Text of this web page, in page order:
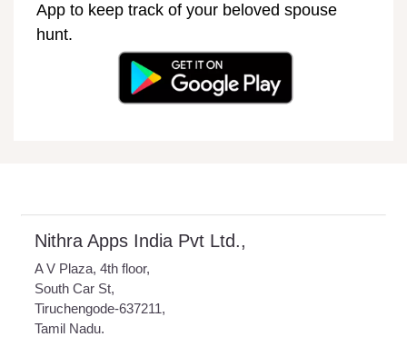
App to keep track of your beloved spouse
hunt.
Nithra Apps India Pvt Ltd.,
A V Plaza, 4th floor,
South Car St,
Tiruchengode-637211,
Tamil Nadu.